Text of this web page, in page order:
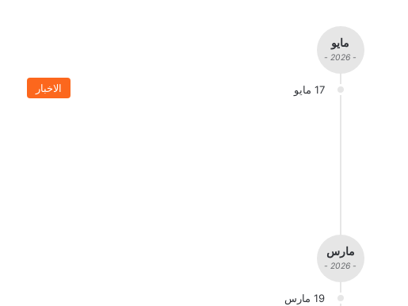
مايو
- 2026 -
17 مايو الاخبار
مارس
- 2026 -
19 مارس